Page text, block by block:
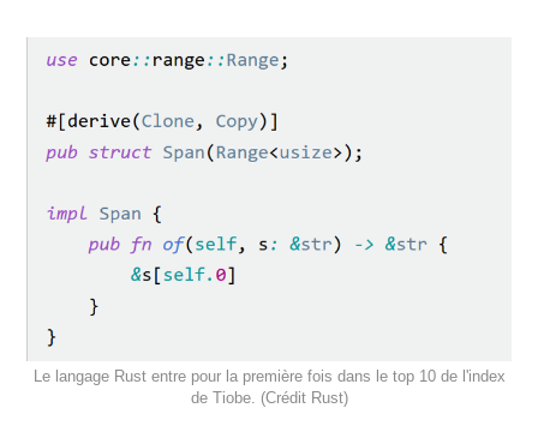
Le langage Rust entre pour la première fois dans le top 10 de l'index
de Tiobe. (Crédit Rust)